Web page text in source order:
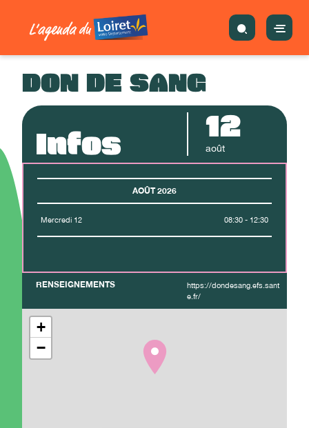
DON DE SANG
Infos 12
août
AOÛT 2026
Mercredi 12 08:30 - 12:30
RENSEIGNEMENTS
https://dondesang.efs.sant
e.fr/
+
−